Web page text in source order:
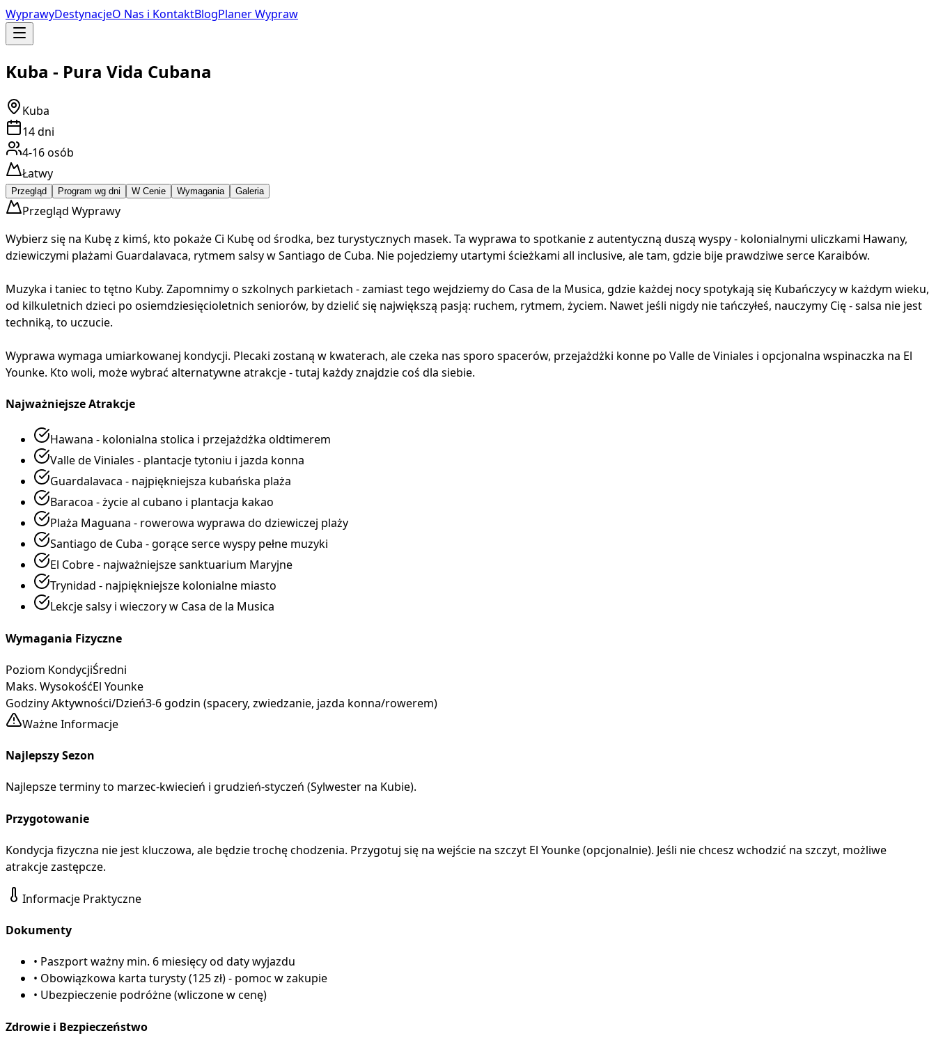
WyprawyDestynacjeO Nas i KontaktBlogPlaner Wypraw
Kuba - Pura Vida Cubana
Kuba
14dni
4-16osób
Łatwy
Przegląd Program wg dni W Cenie Wymagania Galeria
Przegląd Wyprawy
Wybierz się na Kubę z kimś, kto pokaże Ci Kubę od środka, bez turystycznych masek. Ta wyprawa to spotkanie z autentyczną duszą wyspy - kolonialnymi uliczkami Hawany,
dziewiczymi plażami Guardalavaca, rytmem salsy w Santiago de Cuba. Nie pojedziemy utartymi ścieżkami all inclusive, ale tam, gdzie bije prawdziwe serce Karaibów.
Muzyka i taniec to tętno Kuby. Zapomnimy o szkolnych parkietach - zamiast tego wejdziemy do Casa de la Musica, gdzie każdej nocy spotykają się Kubańczycy w każdym wieku,
od kilkuletnich dzieci po osiemdziesięcioletnich seniorów, by dzielić się największą pasją: ruchem, rytmem, życiem. Nawet jeśli nigdy nie tańczyłeś, nauczymy Cię - salsa nie jest
techniką, to uczucie.
Wyprawa wymaga umiarkowanej kondycji. Plecaki zostaną w kwaterach, ale czeka nas sporo spacerów, przejażdżki konne po Valle de Viniales i opcjonalna wspinaczka na El
Younke. Kto woli, może wybrać alternatywne atrakcje - tutaj każdy znajdzie coś dla siebie.
Najważniejsze Atrakcje
Hawana - kolonialna stolica i przejażdżka oldtimerem
Valle de Viniales - plantacje tytoniu i jazda konna
Guardalavaca - najpiękniejsza kubańska plaża
Baracoa - życie al cubano i plantacja kakao
Plaża Maguana - rowerowa wyprawa do dziewiczej plaży
Santiago de Cuba - gorące serce wyspy pełne muzyki
El Cobre - najważniejsze sanktuarium Maryjne
Trynidad - najpiękniejsze kolonialne miasto
Lekcje salsy i wieczory w Casa de la Musica
Wymagania Fizyczne
Poziom KondycjiŚredni
Maks. WysokośćEl Younke
Godziny Aktywności/Dzień3-6 godzin (spacery, zwiedzanie, jazda konna/rowerem)
Ważne Informacje
Najlepszy Sezon
Najlepsze terminy to marzec-kwiecień i grudzień-styczeń (Sylwester na Kubie).
Przygotowanie
Kondycja fizyczna nie jest kluczowa, ale będzie trochę chodzenia. Przygotuj się na wejście na szczyt El Younke (opcjonalnie). Jeśli nie chcesz wchodzić na szczyt, możliwe
atrakcje zastępcze.
Informacje Praktyczne
Dokumenty
• Paszport ważny min. 6 miesięcy od daty wyjazdu
• Obowiązkowa karta turysty (125 zł) - pomoc w zakupie
• Ubezpieczenie podróżne (wliczone w cenę)
Zdrowie i Bezpieczeństwo